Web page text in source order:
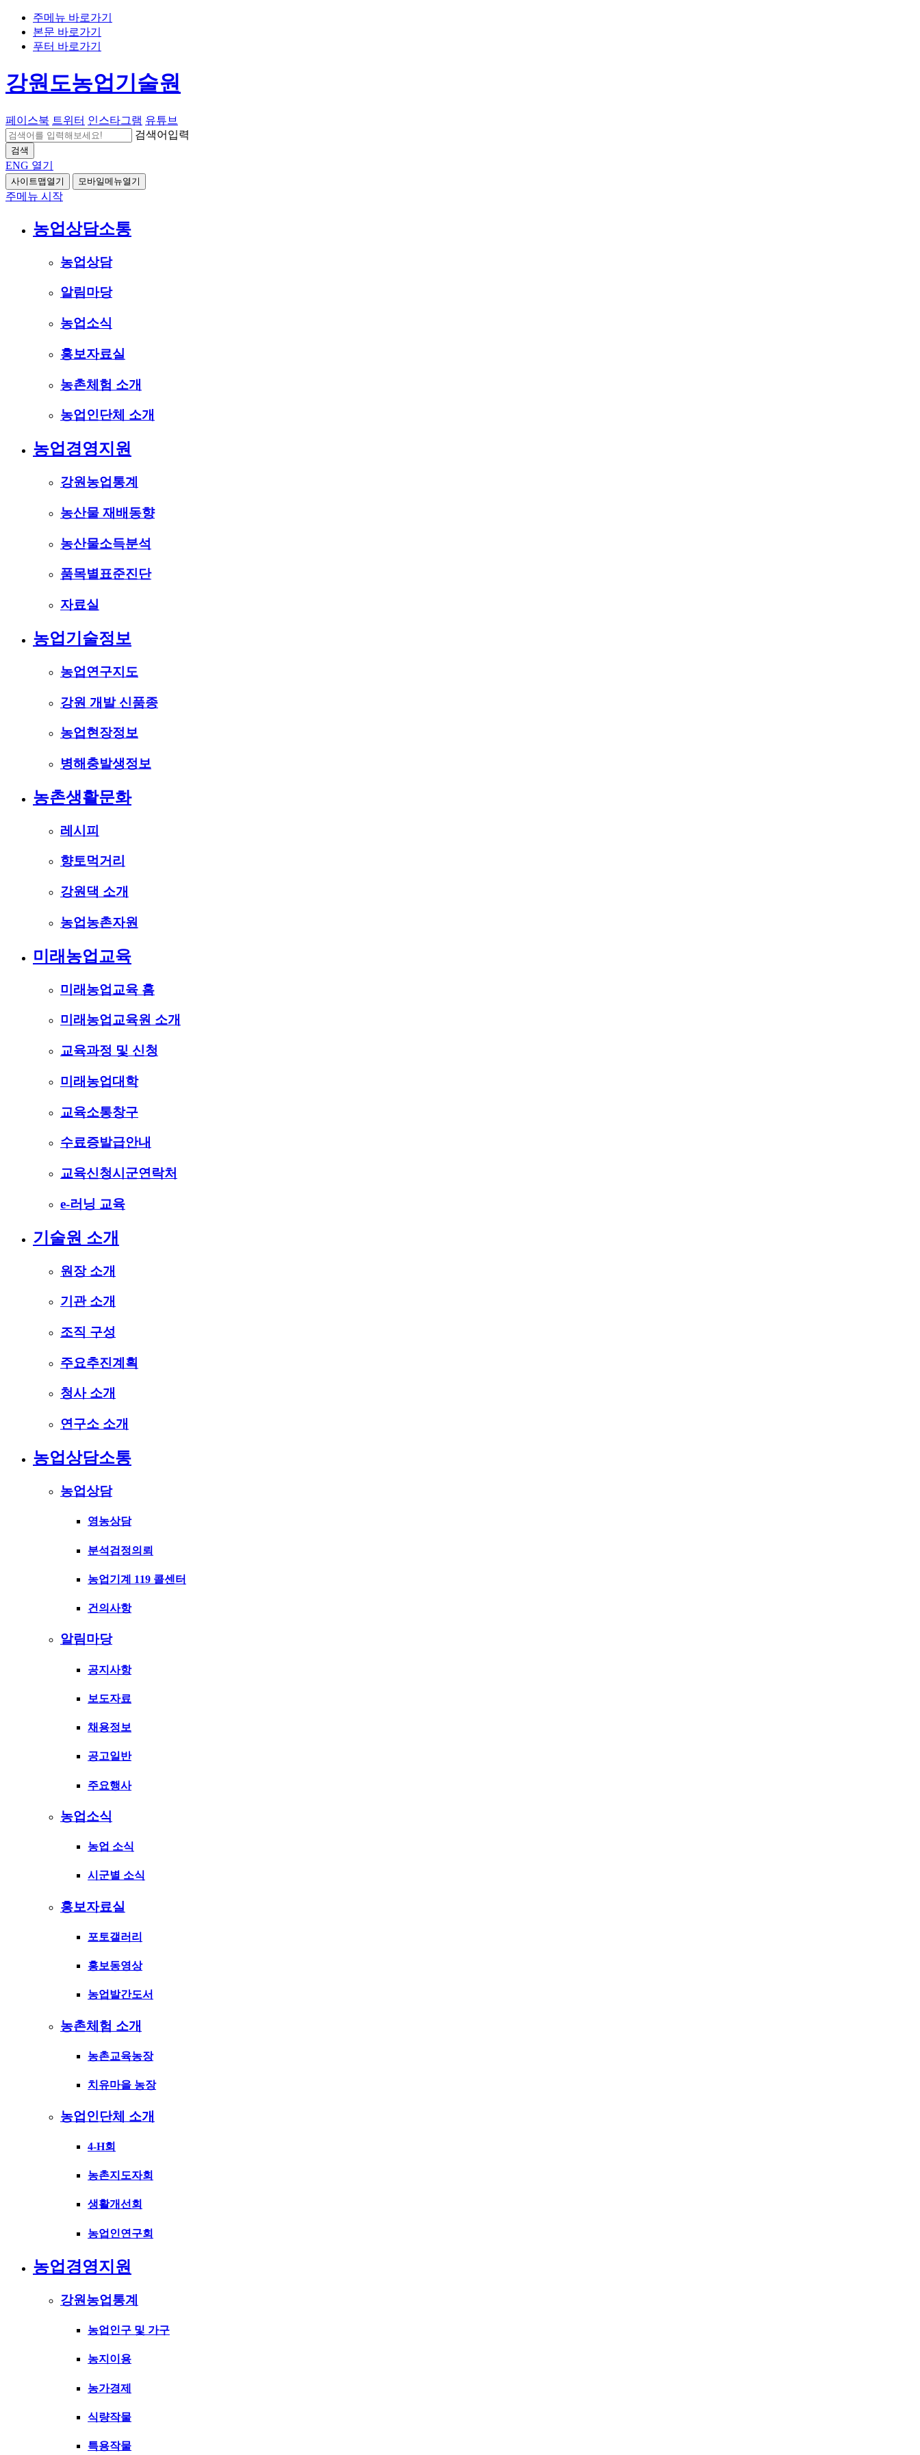
주메뉴 바로가기
본문 바로가기
푸터 바로가기
강원도농업기술원
페이스북 트위터 인스타그램 유튜브
검색어입력
검색
ENG 열기
사이트맵열기 모바일메뉴열기
주메뉴 시작
농업상담소통
농업상담
알림마당
농업소식
홍보자료실
농촌체험 소개
농업인단체 소개
농업경영지원
강원농업통계
농산물 재배동향
농산물소득분석
품목별표준진단
자료실
농업기술정보
농업연구지도
강원 개발 신품종
농업현장정보
병해충발생정보
농촌생활문화
레시피
향토먹거리
강원댁 소개
농업농촌자원
미래농업교육
미래농업교육 홈
미래농업교육원 소개
교육과정 및 신청
미래농업대학
교육소통창구
수료증발급안내
교육신청시군연락처
e-러닝 교육
기술원 소개
원장 소개
기관 소개
조직 구성
주요추진계획
청사 소개
연구소 소개
농업상담소통
농업상담
영농상담
분석검정의뢰
농업기계 119 콜센터
건의사항
알림마당
공지사항
보도자료
채용정보
공고일반
주요행사
농업소식
농업 소식
시군별 소식
홍보자료실
포토갤러리
홍보동영상
농업발간도서
농촌체험 소개
농촌교육농장
치유마을 농장
농업인단체 소개
4-H회
농촌지도자회
생활개선회
농업인연구회
농업경영지원
강원농업통계
농업인구 및 가구
농지이용
농가경제
식량작물
특용작물